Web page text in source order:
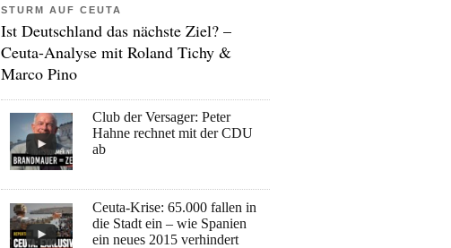
STURM AUF CEUTA
Ist Deutschland das nächste Ziel? –
Ceuta-Analyse mit Roland Tichy &
Marco Pino
Club der Versager: Peter
Hahne rechnet mit der CDU
ab
Ceuta-Krise: 65.000 fallen in
die Stadt ein – wie Spanien
ein neues 2015 verhindert